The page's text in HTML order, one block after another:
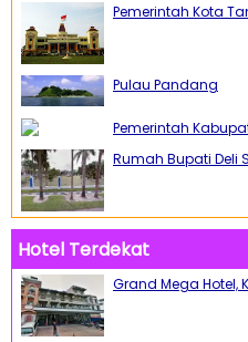
Pemerintah Kota
Pulau Pandang
Pemerintah
Rumah Bupati Deli
Hotel Terdekat
Grand Mega Hotel,